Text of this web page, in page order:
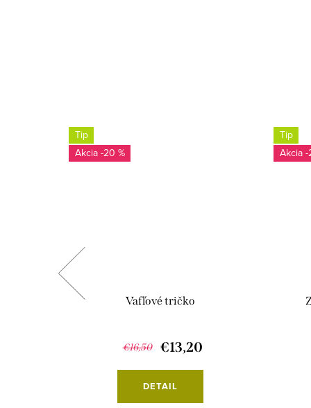
Tip
-20 %
Vafľové tričko
€16,50 €13,20
DETAIL
Tip
-